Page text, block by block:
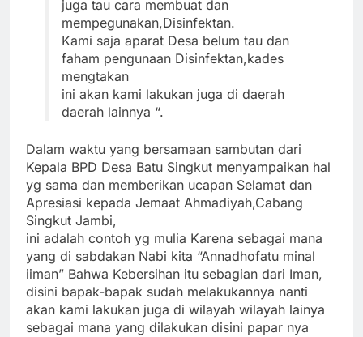
juga tau cara membuat dan
mempegunakan,Disinfektan.
Kami saja aparat Desa belum tau dan
faham pengunaan Disinfektan,kades
mengtakan
ini akan kami lakukan juga di daerah
daerah lainnya “.
Dalam waktu yang bersamaan sambutan dari
Kepala BPD Desa Batu Singkut menyampaikan hal
yg sama dan memberikan ucapan Selamat dan
Apresiasi kepada Jemaat Ahmadiyah,Cabang
Singkut Jambi,
ini adalah contoh yg mulia Karena sebagai mana
yang di sabdakan Nabi kita “Annadhofatu minal
iiman” Bahwa Kebersihan itu sebagian dari Iman,
disini bapak-bapak sudah melakukannya nanti
akan kami lakukan juga di wilayah wilayah lainya
sebagai mana yang dilakukan disini papar nya